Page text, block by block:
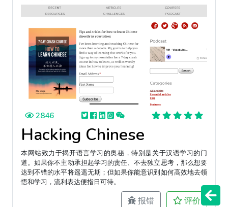
2846
Hacking Chinese
本网站致力于揭开语言学习的奥秘，特别是关于汉语学习的门
道。如果你不主动承担起学习的责任、不去独立思考，那么想要
达到不错的水平将遥遥无期；但如果你能意识到如何高效地去领
悟和学习，流利表达便指日可待。
报错 评价